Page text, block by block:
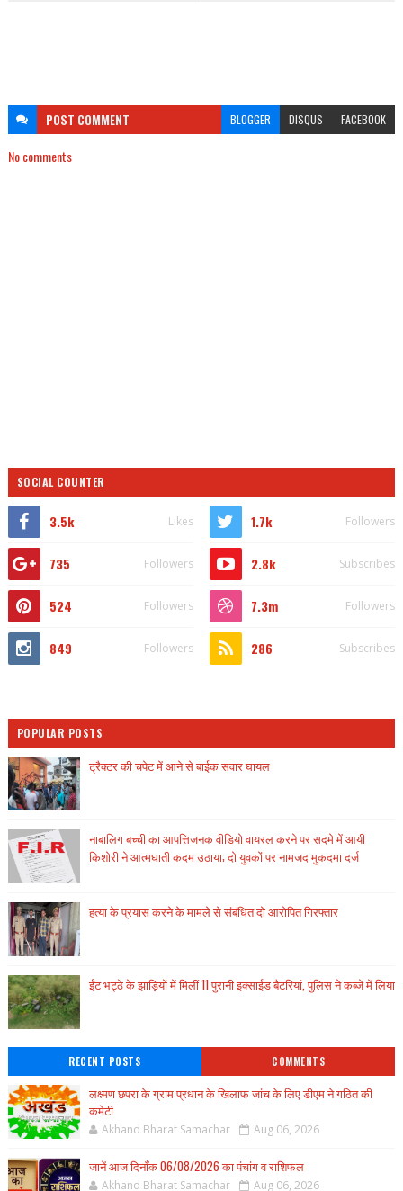
POST COMMENT BLOGGER DISQUS FACEBOOK
No comments
SOCIAL COUNTER
3.5k Likes 1.7k Followers
735 Followers 2.8k Subscribes
524 Followers 7.3m Followers
849 Followers 286 Subscribes
POPULAR POSTS
ट्रैक्टर की चपेट में आने से बाईक सवार घायल
नाबालिग बच्ची का आपत्तिजनक वीडियो वायरल करने पर सदमे में आयी
किशोरी ने आत्मघाती कदम उठाया; दो युवकों पर नामजद मुकदमा दर्ज
हत्या के प्रयास करने के मामले से संबंधित दो आरोपित गिरफ्तार
ईंट भट्ठे के झाड़ियों में मिलीं 11 पुरानी इक्साईड बैटरियां, पुलिस ने कब्जे में लिया
RECENT POSTS COMMENTS
लक्ष्मण छपरा के ग्राम प्रधान के खिलाफ जांच के लिए डीएम ने गठित की
कमेटी
Akhand Bharat Samachar Aug 06, 2026
जानें आज दिनाँक 06/08/2026 का पंचांग व राशिफल
Akhand Bharat Samachar Aug 06, 2026